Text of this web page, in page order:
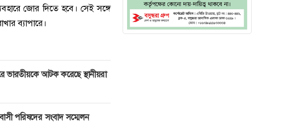
জোর দিতে হবে। সেই সঙ্গে
ব্যাপারে।
ভারতীয়কে আটক করেছে স্থানীয়রা
পরিষদের সংবাদ সম্মেলন